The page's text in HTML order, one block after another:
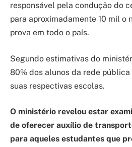
responsável pela condução do
para aproximadamente 10 mil o
prova em todo o país.
Segundo estimativas do
80% dos alunos da rede
suas respectivas escolas.
O ministério revelou estar
de oferecer auxílio de
para aqueles estudantes que